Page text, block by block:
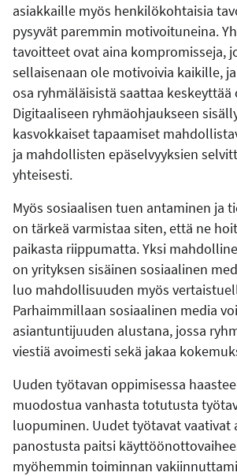
asiakkaille myös henkilökohtaisia
pysyvät paremmin motivoituneina.
tavoitteet ovat aina kompromisseja,
sellaisenaan ole motivoivia kaikille,
osa ryhmäläisistä saattaa keskeyttää
Digitaaliseen ryhmäohjaukseen
kasvokkaiset tapaamiset
ja mahdollisten epäselvyyksien
yhteisesti.
Myös sosiaalisen tuen antaminen ja
on tärkeä varmistaa siten, että ne
paikasta riippumatta. Yksi
on yrityksen sisäinen sosiaalinen
luo mahdollisuuden myös
Parhaimmillaan sosiaalinen media
asiantuntijuuden alustana, jossa
viestiä avoimesti sekä jakaa
Uuden työtavan oppimisessa
muodostua vanhasta totutusta
luopuminen. Uudet työtavat vaativat
panostusta paitsi
myöhemmin toiminnan